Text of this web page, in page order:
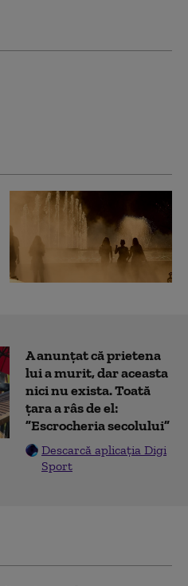
A anunțat că prietena
lui a murit, dar aceasta
nici nu exista. Toată
țara a râs de el:
”Escrocheria secolului”
Descarcă aplicația Digi
Sport